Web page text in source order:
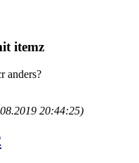
itemz
anders?
20:44:25)